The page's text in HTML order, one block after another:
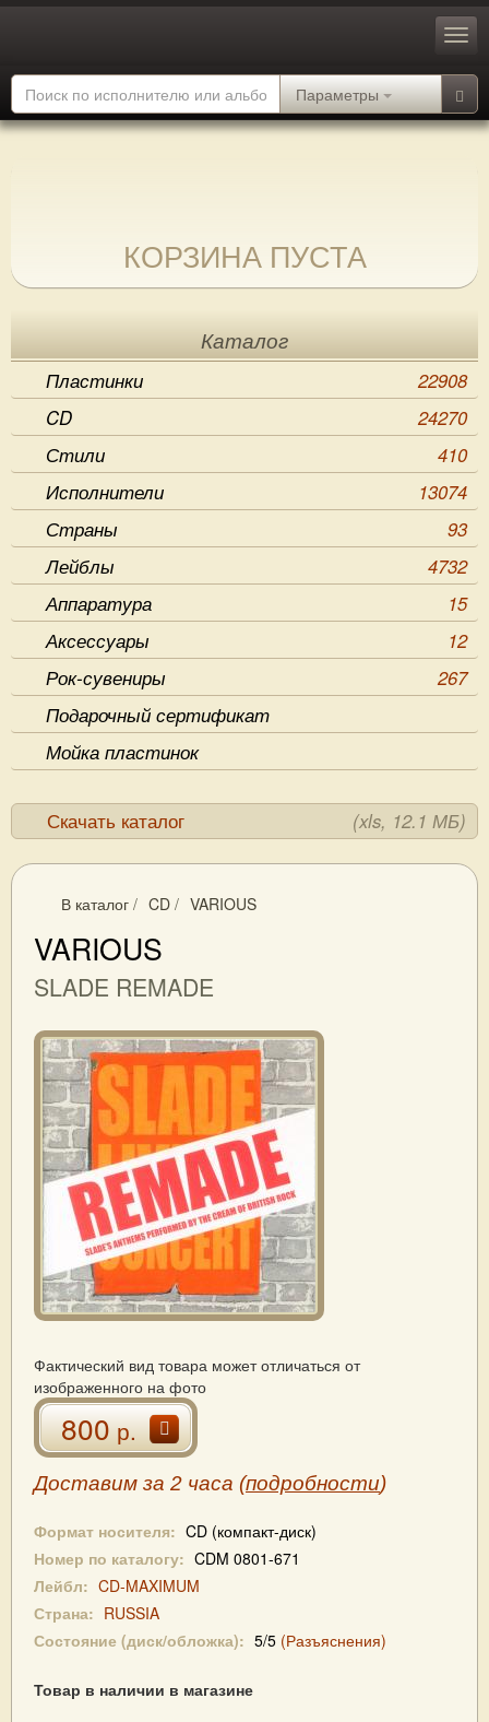
Параметры
КОРЗИНА ПУСТА
Каталог
Пластинки
22908
CD
24270
Стили
410
Исполнители
13074
Страны
93
Лейблы
4732
Аппаратура
15
Аксессуары
12
Рок-сувениры
267
Подарочный сертификат
Мойка пластинок
Скачать каталог (xls, 12.1 МБ)
В каталог / CD / VARIOUS
VARIOUS
SLADE REMADE
Фактический вид товара может отличаться от
изображенного на фото
800р.
Доставим за 2 часа (подробности)
Формат носителя: CD (компакт-диск)
Номер по каталогу: CDM 0801-671
Лейбл: CD-MAXIMUM
Страна: RUSSIA
Состояние (диск/обложка): 5/5 (Разъяснения)
Товар в наличии в магазине